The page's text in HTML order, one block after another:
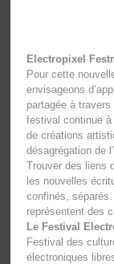
Electropixel
Pour cette
envisageons
partagée à
festival continue
de créations
désagrégation de
Trouver des liens
les nouvelles
confinés,
représentent des
Le Festival
Festival des
électroniques